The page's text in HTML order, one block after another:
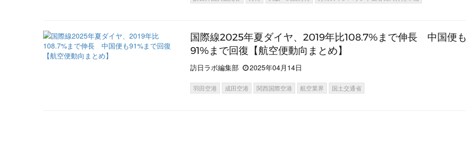
国際線2025年夏ダイヤ、2019年比108.7%まで伸長 中国便も
91%まで回復【航空便動向まとめ】
訪日ラボ編集部 2025年04月14日
羽田空港 成田空港 関西国際空港 航空業界 国土交通省